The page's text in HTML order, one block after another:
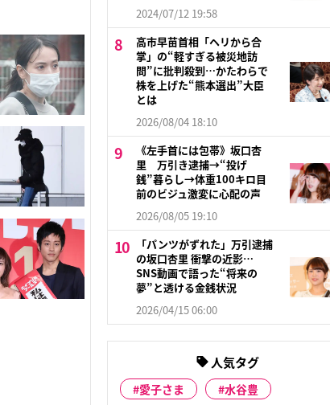
2024/07/12 19:58
高市早苗首相「ヘリから合
掌」の“軽すぎる被災地訪
問”に批判殺到…かたわらで
株を上げた“熊本選出”大臣
とは
2026/08/04 18:10
《左手首には包帯》坂口杏
里 万引き逮捕→“投げ
銭”暮らし→体重100キロ目
前のビジュ激変に心配の声
2026/08/05 19:10
「パンツがずれた」万引逮捕
の坂口杏里 衝撃の近影…
SNS動画で語った“将来の
夢”と透ける金銭状況
2026/04/15 06:00
人気タグ
愛子さま
水谷豊